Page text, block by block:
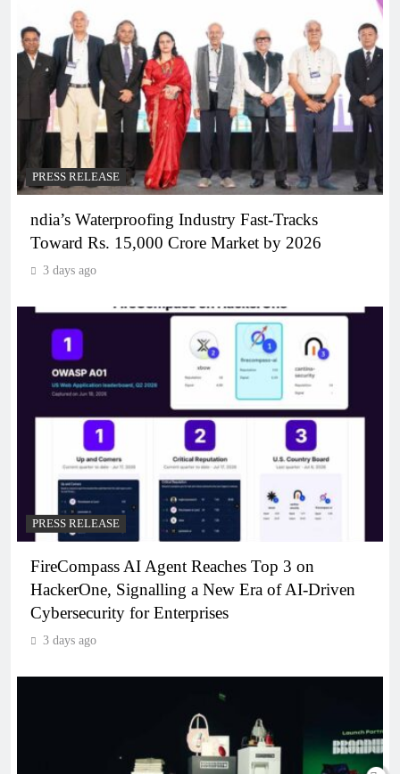
PRESS RELEASE
ndia’s Waterproofing Industry Fast-Tracks
Toward Rs. 15,000 Crore Market by 2026
3 days ago
PRESS RELEASE
FireCompass AI Agent Reaches Top 3 on
HackerOne, Signalling a New Era of AI-Driven
Cybersecurity for Enterprises
3 days ago